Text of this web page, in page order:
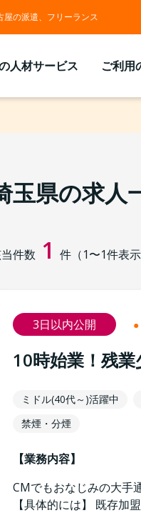
の派遣、フリーランス
人材サービス ご利用
玉県の求人
件数 1 件（1〜1件表示
3日以内公開
10時始業！残
ミドル(40代～)活躍中
禁煙・分煙
【業務内容】
CMでもおなじみの大手
【具体的には】 既存加